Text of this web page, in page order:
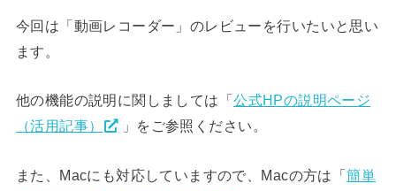
今回は「動画レコーダー」のレビューを行いたいと思い
ます。
他の機能の説明に関しましては「公式HPの説明ページ
（活用記事）
」をご参照ください。
また、Macにも対応していますので、Macの方は「簡単